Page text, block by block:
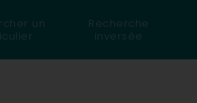
un
Recherche
inversée